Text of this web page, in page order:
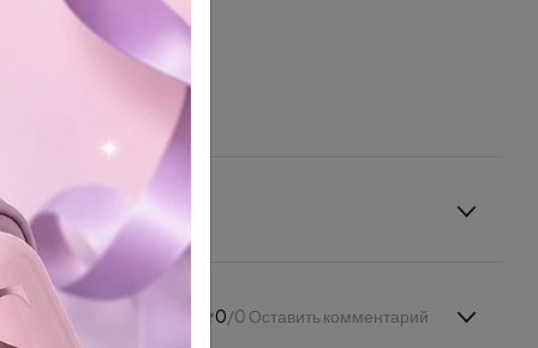
0/0 Оставить комментарий